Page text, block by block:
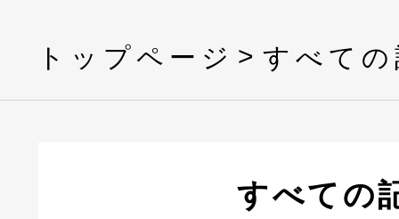
トップページ すべて
すべての